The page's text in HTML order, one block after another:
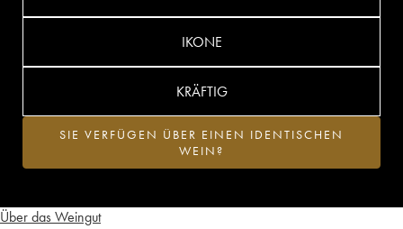
Über das Weingut
IKONE
KRÄFTIG
SIE VERFÜGEN ÜBER EINEN IDENTISCHEN
WEIN?